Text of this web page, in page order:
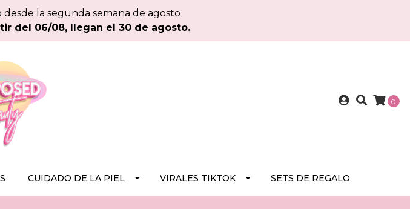
la segunda semana de agosto
del 06/08, llegan el 30 de agosto.
0
CUIDADO DE LA PIEL VIRALES TIKTOK SETS DE REGALO